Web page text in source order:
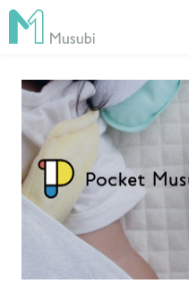
電子薬歴
服薬フォロー
経営管理
AI在庫管理